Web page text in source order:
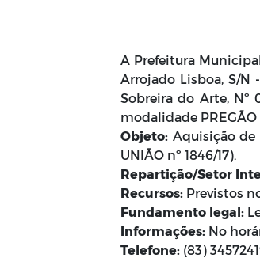
A Prefeitura
Arrojado Lisboa, S/N
Sobreira do Arte, Nº
modalidade PREGÃO
Objeto: Aquisição
UNIÃO nº 1846/17).
Repartição/Setor
Recursos: Previstos
Fundamento legal:
Informações: No
Telefone: (83)